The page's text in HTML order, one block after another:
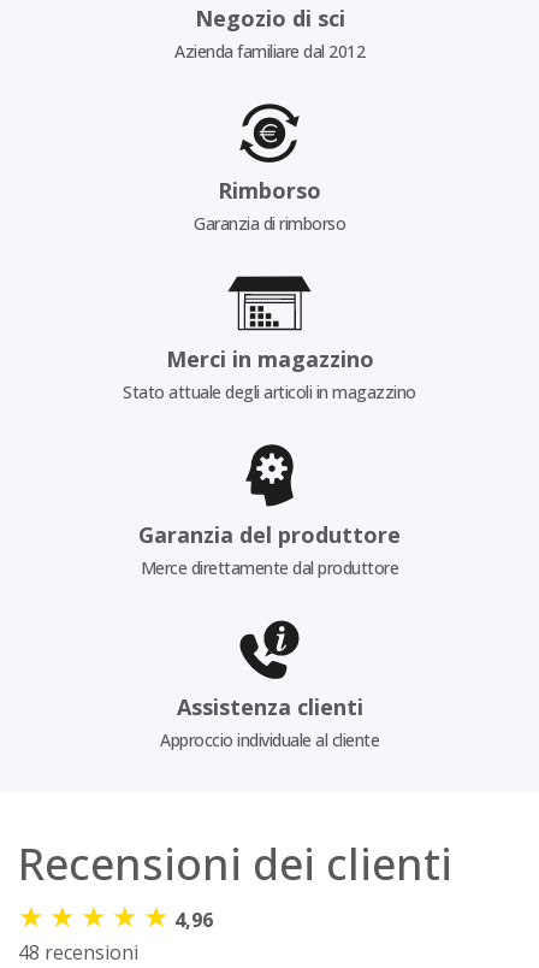
Negozio di sci
Azienda familiare dal 2012
Rimborso
Garanzia di rimborso
Merci in magazzino
Stato attuale degli articoli in magazzino
Garanzia del produttore
Merce direttamente dal produttore
Assistenza clienti
Approccio individuale al cliente
Recensioni dei clienti
★ ★ ★ ★ ★ 4,96
48 recensioni